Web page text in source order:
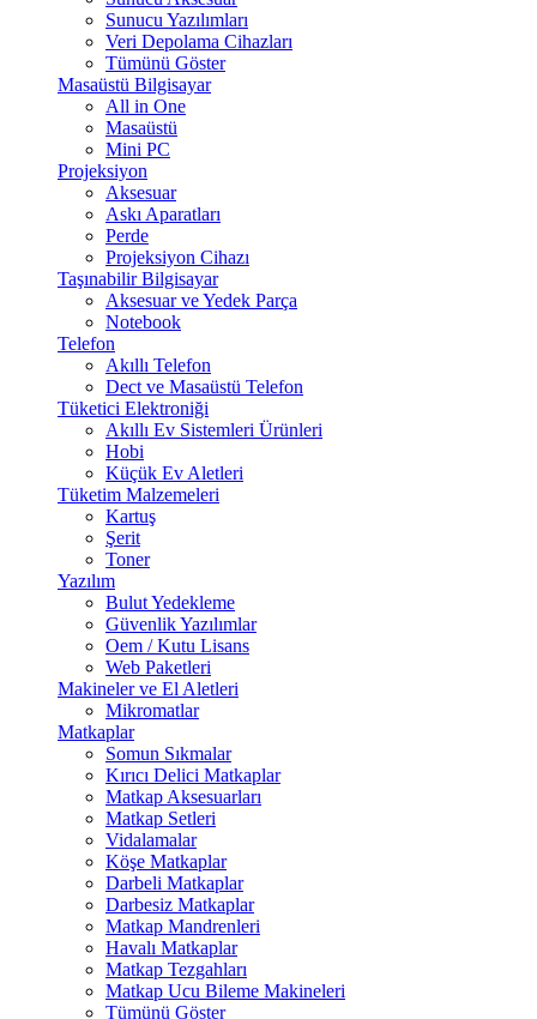
Sunucu Yazılımları
Veri Depolama Cihazları
Tümünü Göster
Masaüstü Bilgisayar
All in One
Masaüstü
Mini PC
Projeksiyon
Aksesuar
Askı Aparatları
Perde
Projeksiyon Cihazı
Taşınabilir Bilgisayar
Aksesuar ve Yedek Parça
Notebook
Telefon
Akıllı Telefon
Dect ve Masaüstü Telefon
Tüketici Elektroniği
Akıllı Ev Sistemleri Ürünleri
Hobi
Küçük Ev Aletleri
Tüketim Malzemeleri
Kartuş
Şerit
Toner
Yazılım
Bulut Yedekleme
Güvenlik Yazılımlar
Oem / Kutu Lisans
Web Paketleri
Makineler ve El Aletleri
Mikromatlar
Matkaplar
Somun Sıkmalar
Kırıcı Delici Matkaplar
Matkap Aksesuarları
Matkap Setleri
Vidalamalar
Köşe Matkaplar
Darbeli Matkaplar
Darbesiz Matkaplar
Matkap Mandrenleri
Havalı Matkaplar
Matkap Tezgahları
Matkap Ucu Bileme Makineleri
Tümünü Göster